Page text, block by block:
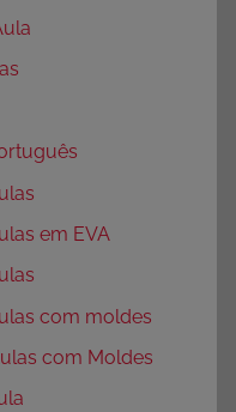
em EVA
com moldes
com Moldes